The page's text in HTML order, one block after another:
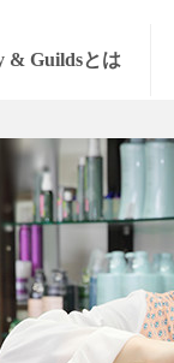
& Guildsとは